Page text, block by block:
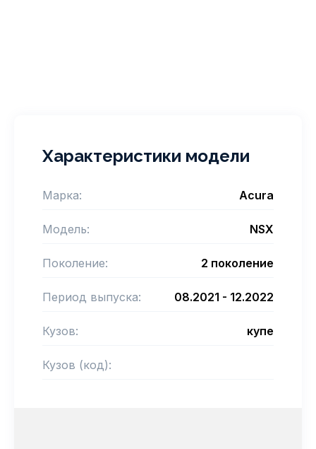
Характеристики модели
Марка: Acura
Модель: NSX
Поколение: 2 поколение
Период выпуска: 08.2021 - 12.2022
Кузов: купе
Кузов (код):